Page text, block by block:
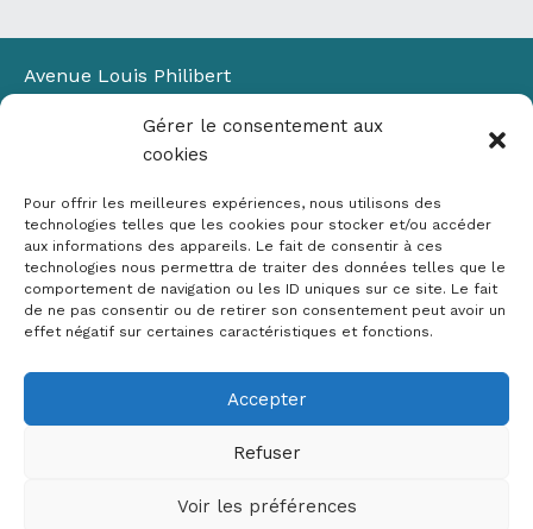
Gérer le consentement aux
cookies
Pour offrir les meilleures expériences, nous utilisons des
technologies telles que les cookies pour stocker et/ou accéder
aux informations des appareils. Le fait de consentir à ces
technologies nous permettra de traiter des données telles que le
comportement de navigation ou les ID uniques sur ce site. Le fait
de ne pas consentir ou de retirer son consentement peut avoir un
effet négatif sur certaines caractéristiques et fonctions.
Accepter
Refuser
Voir les préférences
Avenue Louis Philibert
Bâtiment Laennec
13100 Aix-en-Provence
✉ contact@crige-paca.org
Mentions légales
RGPD
Copyright © 2026 Crige PACA